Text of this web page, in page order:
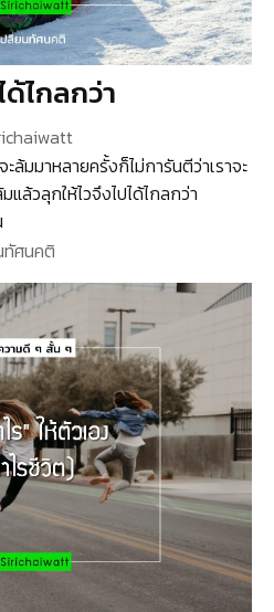
ด้ไกลกว่า
ะล้มมาหลายครั้งก็ไม่การันตีว่าเราจะ
ล้วลุกให้ไวจึงไปได้ไกลกว่า
ทัศนคติ